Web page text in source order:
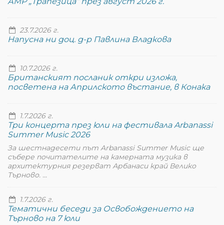
23.7.2026 г.
Напусна ни доц. д-р Павлина Владкова
10.7.2026 г.
Британският посланик откри изложа,
посветена на Априлското въстание, в Конака
1.7.2026 г.
Три концерта през юли на фестивала Arbanassi
Summer Music 2026
За шестнадесети път Arbanassi Summer Music ще
събере почитателите на камерната музика в
архитектурния резерват Арбанаси край Велико
Търново. ...
1.7.2026 г.
Тематични беседи за Освобождението на
Търново на 7 юли